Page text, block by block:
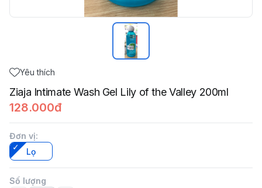
Yêu thích
Ziaja Intimate Wash Gel Lily of the Valley 200ml
128.000đ
Đơn vị:
Lọ
Số lượng